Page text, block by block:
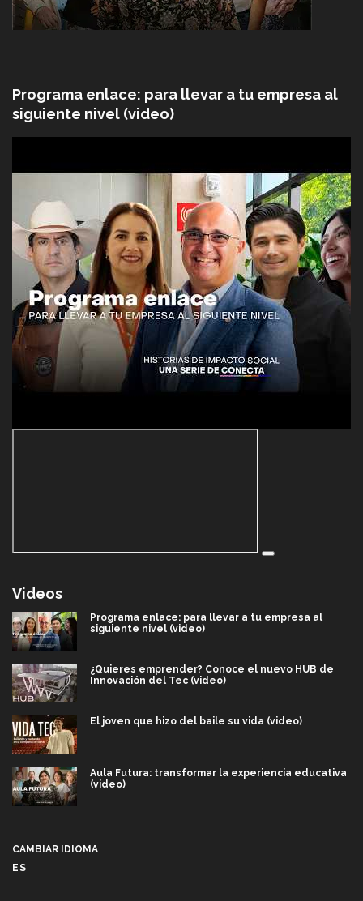
Programa enlace: para llevar a tu empresa al
siguiente nivel (video)
Videos
Programa enlace: para llevar a tu empresa al
siguiente nivel (video)
¿Quieres emprender? Conoce el nuevo HUB de
Innovación del Tec (video)
El joven que hizo del baile su vida (video)
Aula Futura: transformar la experiencia educativa
(video)
CAMBIAR IDIOMA
ES